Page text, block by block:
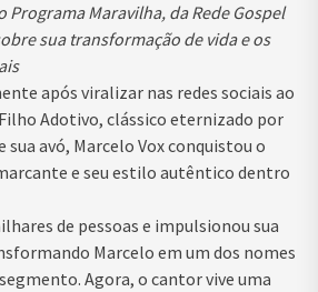
Maravilha, da Rede Gospel
sua transformação de vida e os
após viralizar nas redes sociais ao
Adotivo, clássico eternizado por
sua avó, Marcelo Vox conquistou o
e seu estilo autêntico dentro
de pessoas e impulsionou sua
Marcelo em um dos nomes
Agora, o cantor vive uma